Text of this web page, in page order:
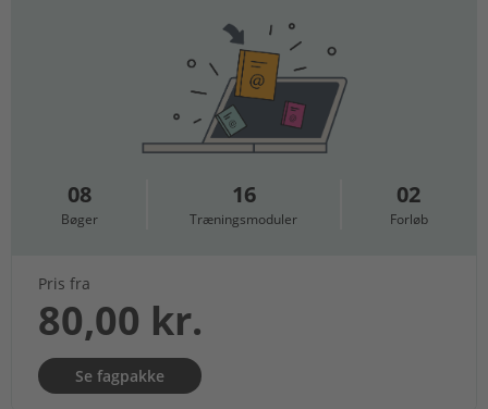
08
Bøger
16
Træningsmoduler
02
Forløb
Pris fra
80,00 kr.
Se fagpakke